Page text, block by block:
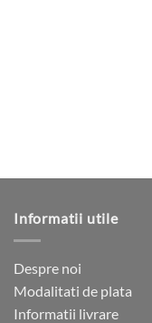
Informatii utile
Despre noi
Modalitati de plata
Informatii livrare